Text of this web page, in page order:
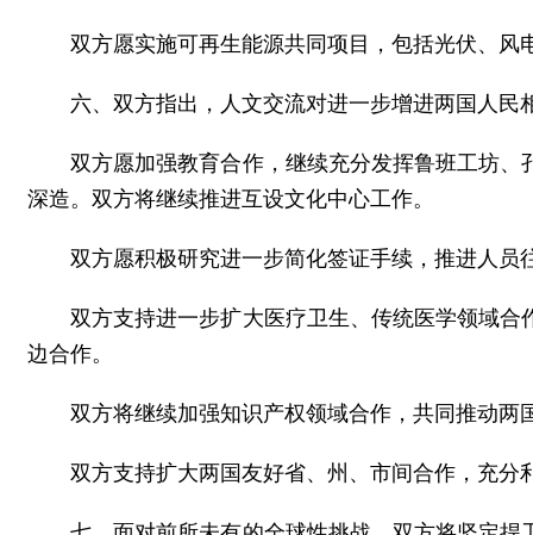
双方愿实施可再生能源共同项目，包括光伏、
六、双方指出，人文交流对进一步增进两国人
双方愿加强教育合作，继续充分发挥鲁班工坊
深造。双方将继续推进互设文化中心工作。
双方愿积极研究进一步简化签证手续，推进人员
双方支持进一步扩大医疗卫生、传统医学领域
边合作。
双方将继续加强知识产权领域合作，共同推动两
双方支持扩大两国友好省、州、市间合作，充分